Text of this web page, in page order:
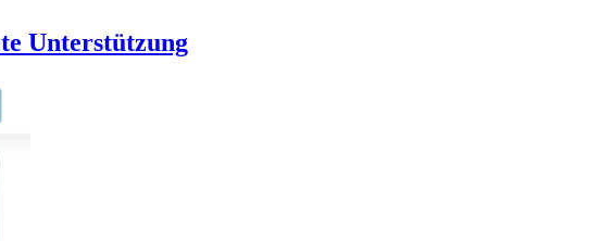
Unterstützung